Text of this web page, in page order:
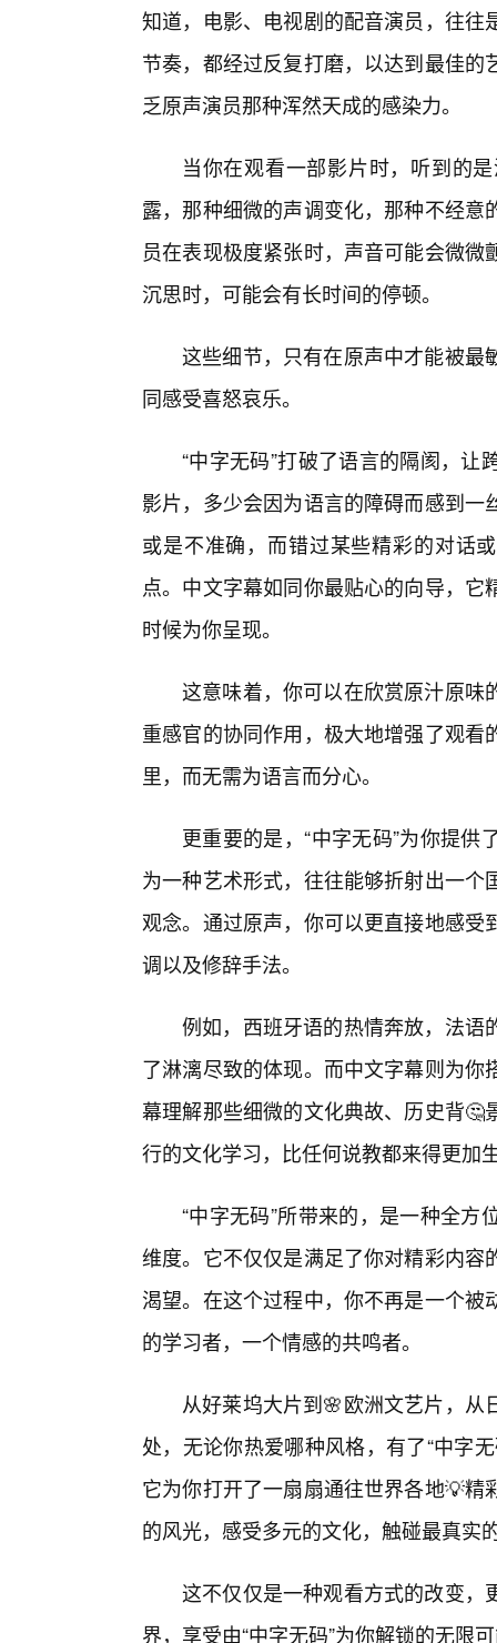
知道，电影、电视剧的配音演员，往
节奏，都经过反复打磨，以达到最佳
乏原声演员那种浑然天成的感染力。
当你在观看一部影片时，听到的
露，那种细微的声调变化，那种不经
员在表现极度紧张时，声音可能会微
沉思时，可能会有长时间的停顿。
这些细节，只有在原声中才能被最
同感受喜怒哀乐。
“中字无码”打破了语言的隔阂，
影片，多少会因为语言的障碍而感到
或是不准确，而错过某些精彩的对话
点。中文字幕如同你最贴心的向导，
时候为你呈现。
这意味着，你可以在欣赏原汁原味
重感官的协同作用，极大地增强了观
里，而无需为语言而分心。
更重要的是，“中字无码”为你提
为一种艺术形式，往往能够折射出一
观念。通过原声，你可以更直接地感
调以及修辞手法。
例如，西班牙语的热情奔放，法语
了淋漓尽致的体现。而中文字幕则为
幕理解那些细微的文化典故、历史背
行的文化学习，比任何说教都来得更加
“中字无码”所带来的，是一种全
维度。它不仅仅是满足了你对精彩内
渴望。在这个过程中，你不再是一个
的学习者，一个情感的共鸣者。
从好莱坞大片到🌸欧洲文艺片，
处，无论你热爱哪种风格，有了“中字
它为你打开了一扇扇通往世界各地💡
的风光，感受多元的文化，触碰最真实
这不仅仅是一种观看方式的改变
界，享受由“中字无码”为你解锁的无限